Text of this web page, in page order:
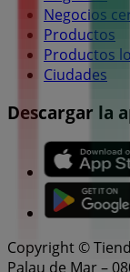
Negocios
Productos
Productos
Ciudades
Descargar la
Copyright ©
Palau de Mar –